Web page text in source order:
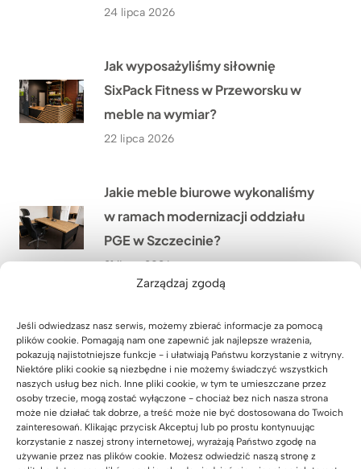
Zarządzaj zgodą
Jeśli odwiedzasz nasz serwis, możemy zbierać informacje za pomocą
plików cookie. Pomagają nam one zapewnić jak najlepsze wrażenia,
pokazują najistotniejsze funkcje - i ułatwiają Państwu korzystanie z witryny.
Niektóre pliki cookie są niezbędne i nie możemy świadczyć wszystkich
naszych usług bez nich. Inne pliki cookie, w tym te umieszczane przez
osoby trzecie, mogą zostać wyłączone - chociaż bez nich nasza strona
może nie działać tak dobrze, a treść może nie być dostosowana do Twoich
zainteresowań. Klikając przycisk Akceptuj lub po prostu kontynuując
korzystanie z naszej strony internetowej, wyrażają Państwo zgodę na
używanie przez nas plików cookie. Możesz odwiedzić naszą stronę z
24 lipca 2026
Jak wyposażyliśmy siłownię
SixPack Fitness w Przeworsku w
meble na wymiar?
22 lipca 2026
Jakie meble biurowe wykonaliśmy
w ramach modernizacji oddziału
PGE w Szczecinie?
21 lipca 2026
Co przekonało Pana Artura z
Krakowa do narożnego biurka z
dębowym blatem?
20 lipca 2026
Jak urządzić nowoczesny gabinet